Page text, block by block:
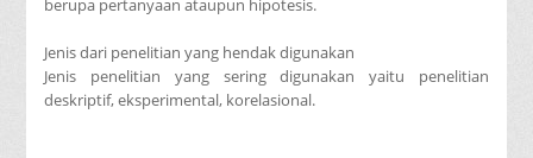
Jenis dari penelitian yang hendak digunakan
Jenis penelitian yang sering digunakan yaitu penelitian
deskriptif, eksperimental, korelasional.